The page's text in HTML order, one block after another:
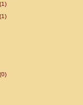
(1)
(1)
(0)